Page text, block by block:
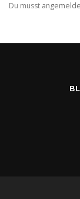
Du musst